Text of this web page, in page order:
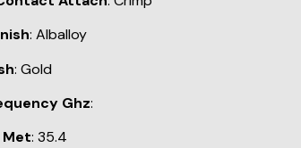
: Alballoy
: Gold
Ghz:
: 35.4